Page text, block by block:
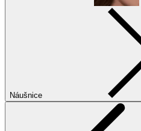
Náušnice